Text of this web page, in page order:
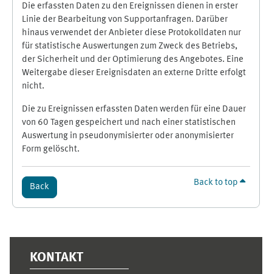
Die erfassten Daten zu den Ereignissen dienen in erster
Linie der Bearbeitung von Supportanfragen. Darüber
hinaus verwendet der Anbieter diese Protokolldaten nur
für statistische Auswertungen zum Zweck des Betriebs,
der Sicherheit und der Optimierung des Angebotes. Eine
Weitergabe dieser Ereignisdaten an externe Dritte erfolgt
nicht.
Die zu Ereignissen erfassten Daten werden für eine Dauer
von 60 Tagen gespeichert und nach einer statistischen
Auswertung in pseudonymisierter oder anonymisierter
Form gelöscht.
Back Back to top
KONTAKT